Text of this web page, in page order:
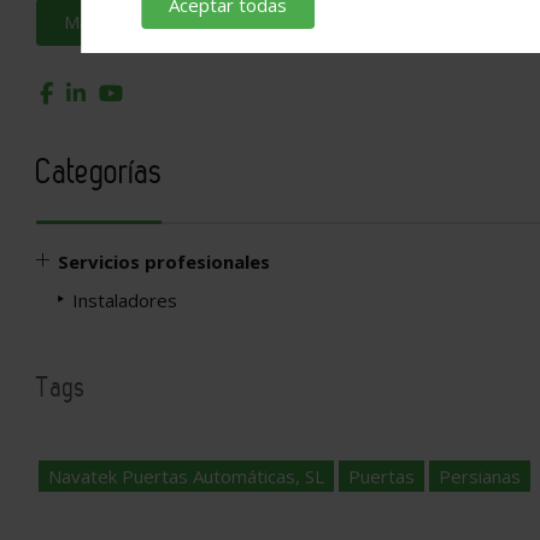
Más información
Categorías
Servicios profesionales
Instaladores
Tags
Navatek Puertas Automáticas, SL Puertas Persianas